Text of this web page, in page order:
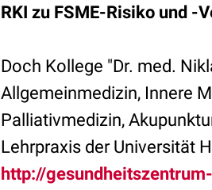
RKI zu FSME-Risiko und -
Doch Kollege "Dr. med.
Allgemeinmedizin, Innere
Palliativmedizin,
Lehrpraxis der Universität
http://